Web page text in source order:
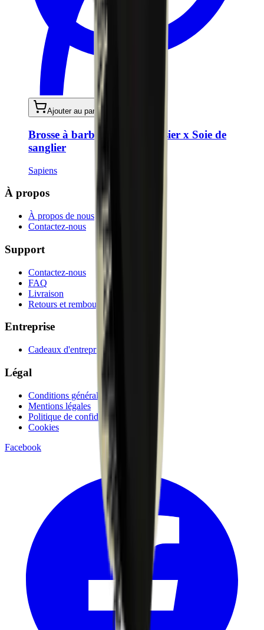
Ajouter au panier
Brosse à barbe - Bois de cerisier x Soie de
sanglier
Sapiens
À propos
À propos de nous
Contactez-nous
Support
Contactez-nous
FAQ
Livraison
Retours et remboursements
Entreprise
Cadeaux d'entreprise
Légal
Conditions générales
Mentions légales
Politique de confidentialité
Cookies
Facebook